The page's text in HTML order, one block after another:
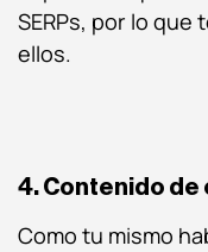
SERPs, por lo que
ellos.
4. Contenido de
Como tu mismo